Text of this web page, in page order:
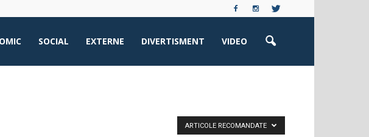
SOCIAL EXTERNE DIVERTISMENT VIDEO
ARTICOLE RECOMANDATE